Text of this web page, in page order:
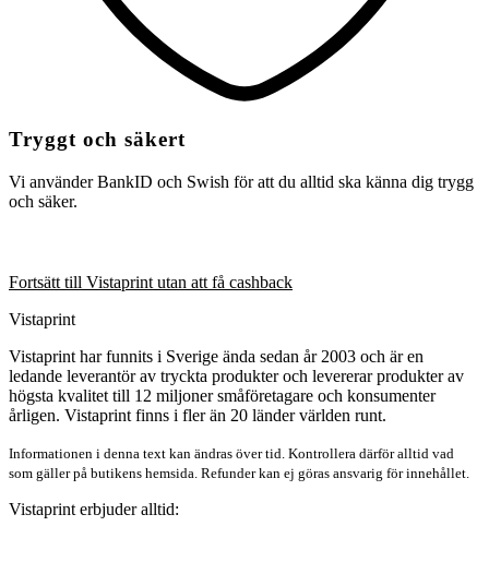
Tryggt och säkert
Vi använder BankID och Swish för att du alltid ska känna dig trygg
och säker.
Fortsätt till Vistaprint utan att få cashback
Vistaprint
Vistaprint har funnits i Sverige ända sedan år 2003 och är en
ledande leverantör av tryckta produkter och levererar produkter av
högsta kvalitet till 12 miljoner småföretagare och konsumenter
årligen. Vistaprint finns i fler än 20 länder världen runt.
Informationen i denna text kan ändras över tid. Kontrollera därför alltid vad
som gäller på butikens hemsida. Refunder kan ej göras ansvarig för innehållet.
Vistaprint erbjuder alltid: